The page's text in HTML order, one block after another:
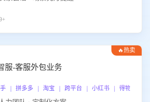
🔥热卖
服-客服外包业务
| 拼多多 | 淘宝 | 跨平台 | 小红书 | 得物 | 企